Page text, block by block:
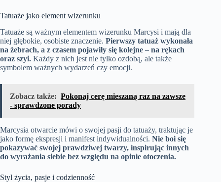
Tatuaże jako element wizerunku
Tatuaże są ważnym elementem wizerunku Marcysi i mają dla
niej głębokie, osobiste znaczenie. Pierwszy tatuaż wykonała
na żebrach, a z czasem pojawiły się kolejne – na rękach
oraz szyi. Każdy z nich jest nie tylko ozdobą, ale także
symbolem ważnych wydarzeń czy emocji.
Zobacz także: Pokonaj cerę mieszaną raz na zawsze
- sprawdzone porady
Marcysia otwarcie mówi o swojej pasji do tatuaży, traktując je
jako formę ekspresji i manifest indywidualności. Nie boi się
pokazywać swojej prawdziwej twarzy, inspirując innych
do wyrażania siebie bez względu na opinie otoczenia.
Styl życia, pasje i codzienność